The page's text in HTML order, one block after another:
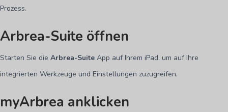
Prozess.
Arbrea-Suite öffnen
Starten Sie dieArbrea-Suite App auf Ihrem iPad, um auf Ihre
integrierten Werkzeuge und Einstellungen zuzugreifen.
myArbrea anklicken